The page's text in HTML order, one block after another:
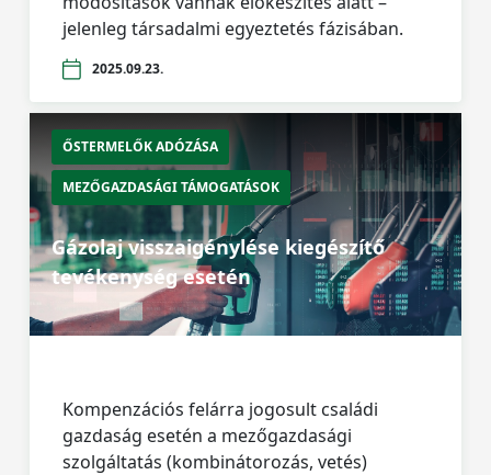
jelenleg társadalmi egyeztetés fázisában.
2025.09.23.
ŐSTERMELŐK ADÓZÁSA
MEZŐGAZDASÁGI TÁMOGATÁSOK
Gázolaj visszaigénylése kiegészítő
tevékenység esetén
Kompenzációs felárra jogosult családi
gazdaság esetén a mezőgazdasági
szolgáltatás (kombinátorozás, vetés)